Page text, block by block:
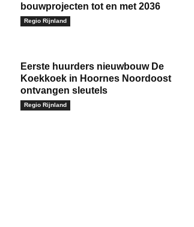
bouwprojecten tot en met 2036
Regio Rijnland
Eerste huurders nieuwbouw De
Koekkoek in Hoornes Noordoost
ontvangen sleutels
Regio Rijnland